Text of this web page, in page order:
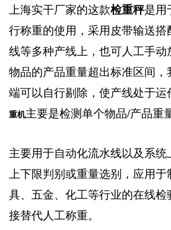
上海实干厂家的这款检重秤是用
行称重的使用，采用皮带输送
线等多种产线上，也可人工手
物品的产品重量超出标准区间
端可以自行剔除，使产线处于运
重机主要是检测单个物品/产品重
主要用于自动化流水线以及系统
上下限判别或重量选别，应用
具、五金、化工等行业的在线
接替代人工称重。